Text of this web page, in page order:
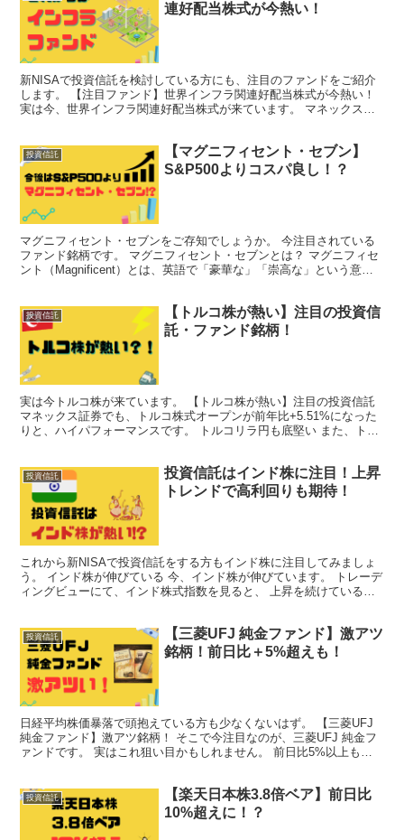
連好配当株式が今熱い！
新NISAで投資信託を検討している方にも、注目のファンドをご紹介
します。 【注目ファンド】世界インフラ関連好配当株式が今熱い！
実は今、世界インフラ関連好配当株式が来ています。 マネックス証
投資信託
【マグニフィセント・セブン】
S&P500よりコスパ良し！？
マグニフィセント・セブンをご存知でしょうか。 今注目されている
ファンド銘柄です。 マグニフィセント・セブンとは？ マグニフィセ
ント（Magnificent）とは、英語で「豪華な」「崇高な」という意味
投資信託
【トルコ株が熱い】注目の投資信
託・ファンド銘柄！
実は今トルコ株が来ています。 【トルコ株が熱い】注目の投資信託
マネックス証券でも、トルコ株式オープンが前年比+5.51%になった
りと、ハイパフォーマンスです。 トルコリラ円も底堅い また、トル
投資信託
投資信託はインド株に注目！上昇
トレンドで高利回りも期待！
これから新NISAで投資信託をする方もインド株に注目してみましょ
う。 インド株が伸びている 今、インド株が伸びています。 トレーデ
ィングビューにて、インド株式指数を見ると、 上昇を続けているの
投資信託
【三菱UFJ 純金ファンド】激アツ
銘柄！前日比＋5%超えも！
日経平均株価暴落で頭抱えている方も少なくないはず。 【三菱UFJ
純金ファンド】激アツ銘柄！ そこで今注目なのが、三菱UFJ 純金フ
ァンドです。 実はこれ狙い目かもしれません。 前日比5%以上も！
投資信託
【楽天日本株3.8倍ベア】前日比
10%超えに！？